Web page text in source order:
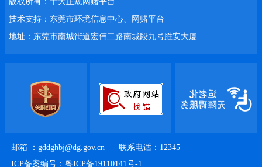
技术支持：东莞市环境信息中心、网赌平台
地址：东莞市南城街道宏伟二路南城段九号胜安大厦
邮箱 ： gddghbj@dg.gov.cn
联系电话：12345
ICP备案编号：粤ICP备19110141号-1